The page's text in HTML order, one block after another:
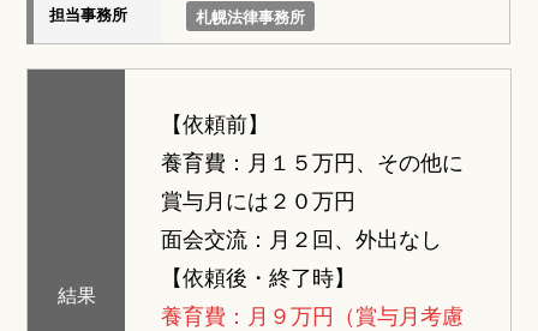
担当事務所 札幌法律事務所
結果
【依頼前】
養育費：月１５万円、その他に
賞与月には２０万円
面会交流：月２回、外出なし
【依頼後・終了時】
養育費：月９万円（賞与月考慮